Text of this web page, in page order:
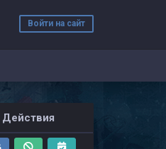
Войти на сайт
Действия